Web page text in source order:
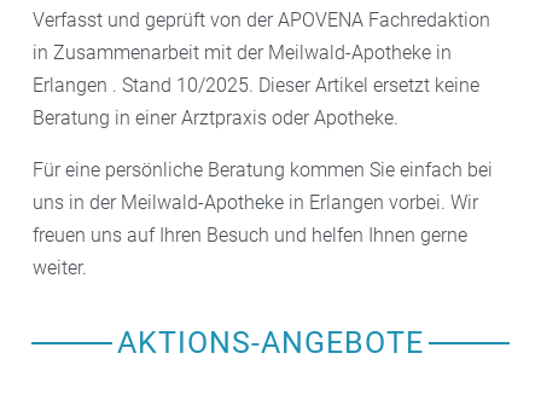
Verfasst und geprüft von der APOVENA Fachredaktion
in Zusammenarbeit mit der Meilwald-Apotheke in
Erlangen . Stand 10/2025. Dieser Artikel ersetzt keine
Beratung in einer Arztpraxis oder Apotheke.
Für eine persönliche Beratung kommen Sie einfach bei
uns in der Meilwald-Apotheke in Erlangen vorbei. Wir
freuen uns auf Ihren Besuch und helfen Ihnen gerne
weiter.
AKTIONS-ANGEBOTE